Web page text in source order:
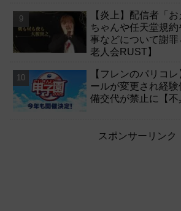
【炎上】配信者「
ちゃんや任天堂規
事などについて謝
老人会RUST】
【フレンのパリコ
ールが変更され経
備交代が禁止に【不
スポンサーリンク